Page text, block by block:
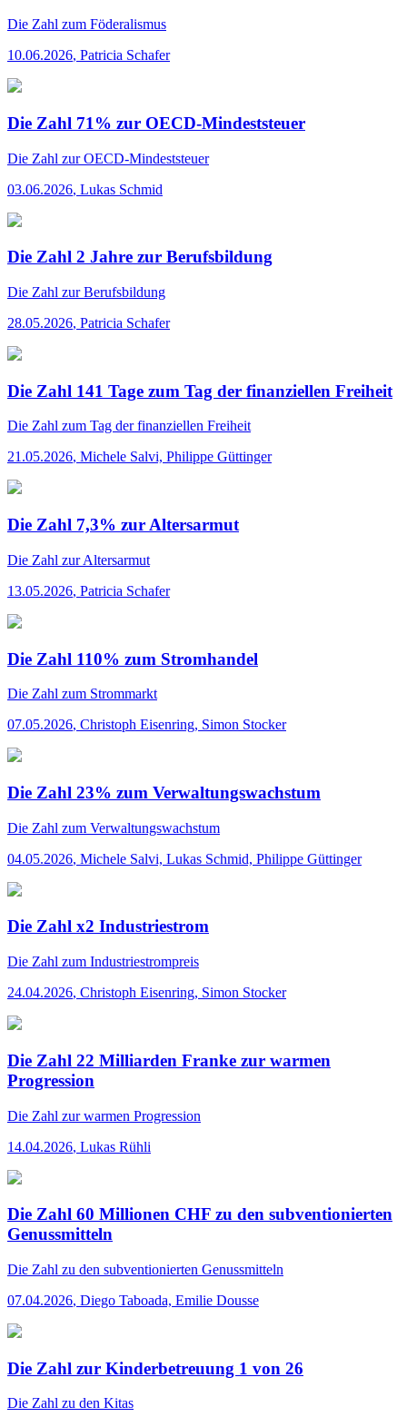
Die Zahl zum Föderalismus
10.06.2026, Patricia Schafer
Die Zahl 71% zur OECD-Mindeststeuer
Die Zahl zur OECD-Mindeststeuer
03.06.2026, Lukas Schmid
Die Zahl 2 Jahre zur Berufsbildung
Die Zahl zur Berufsbildung
28.05.2026, Patricia Schafer
Die Zahl 141 Tage zum Tag der finanziellen Freiheit
Die Zahl zum Tag der finanziellen Freiheit
21.05.2026, Michele Salvi, Philippe Güttinger
Die Zahl 7,3% zur Altersarmut
Die Zahl zur Altersarmut
13.05.2026, Patricia Schafer
Die Zahl 110% zum Stromhandel
Die Zahl zum Strommarkt
07.05.2026, Christoph Eisenring, Simon Stocker
Die Zahl 23% zum Verwaltungswachstum
Die Zahl zum Verwaltungswachstum
04.05.2026, Michele Salvi, Lukas Schmid, Philippe Güttinger
Die Zahl x2 Industriestrom
Die Zahl zum Industriestrompreis
24.04.2026, Christoph Eisenring, Simon Stocker
Die Zahl 22 Milliarden Franke zur warmen
Progression
Die Zahl zur warmen Progression
14.04.2026, Lukas Rühli
Die Zahl 60 Millionen CHF zu den subventionierten
Genussmitteln
Die Zahl zu den subventionierten Genussmitteln
07.04.2026, Diego Taboada, Emilie Dousse
Die Zahl zur Kinderbetreuung 1 von 26
Die Zahl zu den Kitas